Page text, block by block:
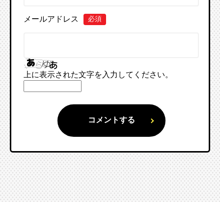
メールアドレス 必須
上に表示された文字を入力してください。